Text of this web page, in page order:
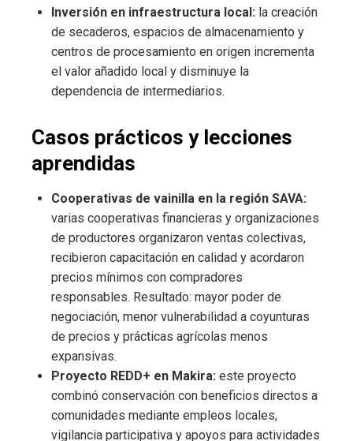
Inversión en infraestructura local: la creación
de secaderos, espacios de almacenamiento y
centros de procesamiento en origen incrementa
el valor añadido local y disminuye la
dependencia de intermediarios.
Casos prácticos y lecciones
aprendidas
Cooperativas de vainilla en la región SAVA:
varias cooperativas financieras y organizaciones
de productores organizaron ventas colectivas,
recibieron capacitación en calidad y acordaron
precios mínimos con compradores
responsables. Resultado: mayor poder de
negociación, menor vulnerabilidad a coyunturas
de precios y prácticas agrícolas menos
expansivas.
Proyecto REDD+ en Makira: este proyecto
combinó conservación con beneficios directos a
comunidades mediante empleos locales,
vigilancia participativa y apoyos para actividades